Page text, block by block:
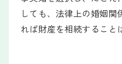
しても、法律上の婚姻関
れば財産を相続すること